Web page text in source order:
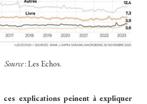
Source: Les Echos.
ces explications peinent à expliquer